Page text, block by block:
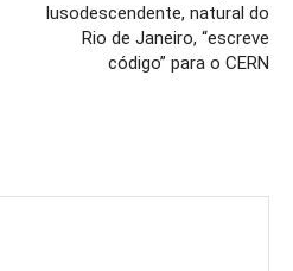
lusodescendente, natural do
Rio de Janeiro, “escreve
código” para o CERN